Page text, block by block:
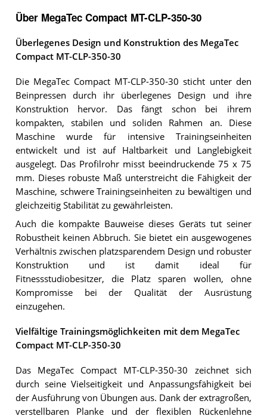
Über MegaTec Compact MT-CLP-350-30
Überlegenes Design und Konstruktion des MegaTec
Compact MT-CLP-350-30
Die MegaTec Compact MT-CLP-350-30 sticht unter den
Beinpressen durch ihr überlegenes Design und ihre
Konstruktion hervor. Das fängt schon bei ihrem
kompakten, stabilen und soliden Rahmen an. Diese
Maschine wurde für intensive Trainingseinheiten
entwickelt und ist auf Haltbarkeit und Langlebigkeit
ausgelegt. Das Profilrohr misst beeindruckende 75 x 75
mm. Dieses robuste Maß unterstreicht die Fähigkeit der
Maschine, schwere Trainingseinheiten zu bewältigen und
gleichzeitig Stabilität zu gewährleisten.
Auch die kompakte Bauweise dieses Geräts tut seiner
Robustheit keinen Abbruch. Sie bietet ein ausgewogenes
Verhältnis zwischen platzsparendem Design und robuster
Konstruktion und ist damit ideal für
Fitnessstudiobesitzer, die Platz sparen wollen, ohne
Kompromisse bei der Qualität der Ausrüstung
einzugehen.
Vielfältige Trainingsmöglichkeiten mit dem MegaTec
Compact MT-CLP-350-30
Das MegaTec Compact MT-CLP-350-30 zeichnet sich
durch seine Vielseitigkeit und Anpassungsfähigkeit bei
der Ausführung von Übungen aus. Dank der extragroßen,
verstellbaren Planke und der flexiblen Rückenlehne